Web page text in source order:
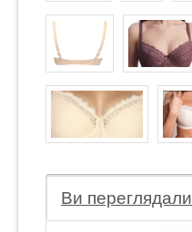
Ви переглядали